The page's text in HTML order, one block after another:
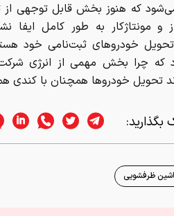
می‌شود که هنوز بخش قابل توجهی
و مونتاژکار به طور کامل ایفا
تحویل خودروهای ثبت‌نامی خود
چرا بخش مهمی از انرژی
تحویل خودروها همچنان با کندی
بگذارید:
ظرفشویی